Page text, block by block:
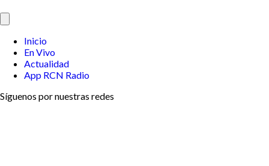
Inicio
En Vivo
Actualidad
App RCN Radio
Síguenos por nuestras redes